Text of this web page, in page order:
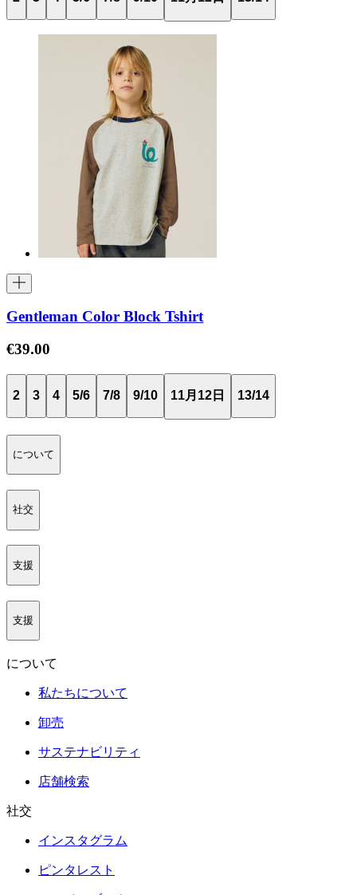
Gentleman Color Block Tshirt
€39.00
2 3 4 5/6 7/8 9/10 11月12日 13/14
について
社交
支援
支援
について
私たちについて
卸売
サステナビリティ
店舗検索
社交
インスタグラム
ピンタレスト